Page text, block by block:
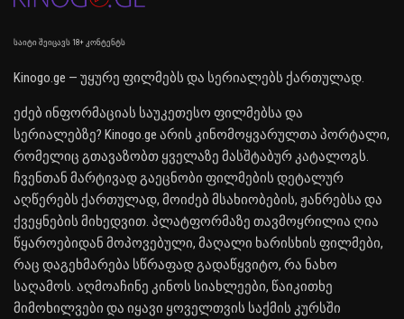
საიტი შეიცავს 18+ კონტენტს
Kinogo.ge — უყურე ფილმებს და სერიალებს ქართულად.
ეძებ ინფორმაციას საუკეთესო ფილმებსა და
სერიალებზე? Kinogo.ge არის კინომოყვარულთა პორტალი,
რომელიც გთავაზობთ ყველაზე მასშტაბურ კატალოგს.
ჩვენთან მარტივად გაეცნობი ფილმების დეტალურ
აღწერებს ქართულად, მოიძებ მსახიობების, ჟანრებსა და
ქვეყნების მიხედვით. პლატფორმაზე თავმოყრილია ღია
წყაროებიდან მოპოვებული, მაღალი ხარისხის ფილმები,
რაც დაგეხმარება სწრაფად გადაწყვიტო, რა ნახო
საღამოს. აღმოაჩინე კინოს სიახლეები, წაიკითხე
მიმოხილვები და იყავი ყოველთვის საქმის კურსში